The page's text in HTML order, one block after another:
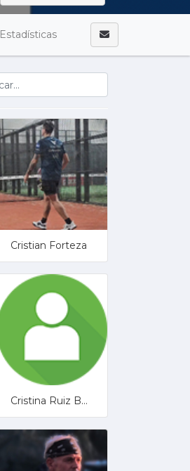
Estadísticas
Cristian Forteza
Cristina Ruiz Bonilla